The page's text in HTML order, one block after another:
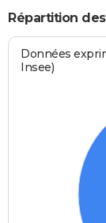
Répartition
Données
Insee)